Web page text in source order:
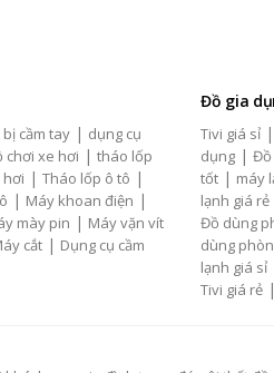
bị cầm tay | dụng cụ
chơi xe hơi | tháo lốp
hơi | Tháo lốp ô tô |
| Máy khoan điện |
mày pin | Máy vặn vít
cắt | Dụng cụ cầm
Đồ gia
Tivi giá sỉ |
dụng | Đồ
tốt | máy
lạnh giá rẻ
Đồ dùng
dùng
lạnh giá sỉ
Tivi giá rẻ |